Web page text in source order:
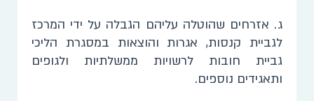
ג. אזרחים שהוטלה עליהם הגבלה על ידי המרכז
לגביית קנסות, אגרות והוצאות במסגרת הליכי
גביית חובות לרשויות ממשלתיות ולגופים
ותאגידים נוספים.